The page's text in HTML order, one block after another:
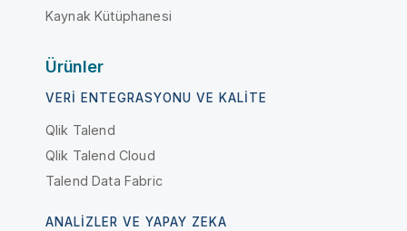
Kaynak Kütüphanesi
Ürünler
VERI ENTEGRASYONU VE KALITE
Qlik Talend
Qlik Talend Cloud
Talend Data Fabric
ANALIZLER VE YAPAY ZEKA